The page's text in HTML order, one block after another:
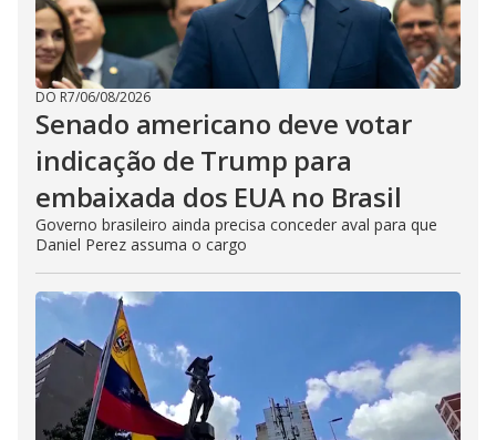
DO R7/06/08/2026
Senado americano deve votar
indicação de Trump para
embaixada dos EUA no Brasil
Governo brasileiro ainda precisa conceder aval para que
Daniel Perez assuma o cargo